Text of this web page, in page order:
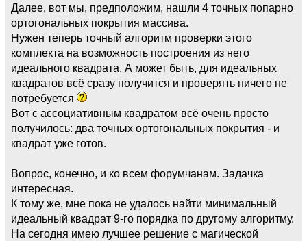
Далее, вот мы, предположим, нашли 4 точных попарно
ортогональных покрытия массива.
Нужен теперь точный алгоритм проверки этого
комплекта на возможность построения из него
идеального квадрата. А может быть, для идеальных
квадратов всё сразу получится и проверять ничего не
потребуется
Вот с ассоциативным квадратом всё очень просто
получилось: два точных ортогональных покрытия - и
квадрат уже готов.
Вопрос, конечно, и ко всем форумчанам. Задачка
интересная.
К тому же, мне пока не удалось найти минимальный
идеальный квадрат 9-го порядка по другому алгоритму.
На сегодня имею лучшее решение с магической